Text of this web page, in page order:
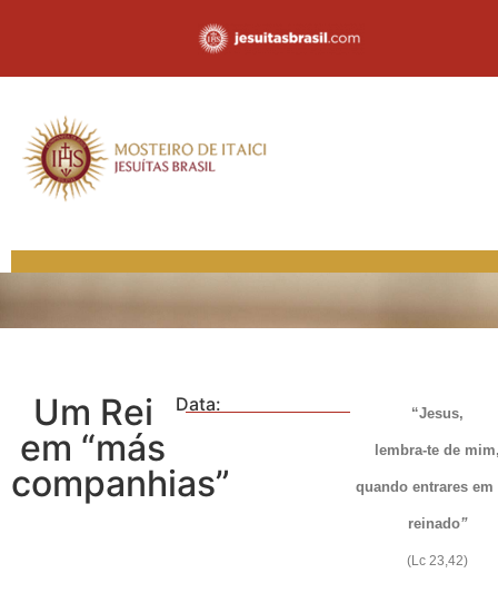
Um Rei
em “más
companhias”
Data: “Jesus,
lembra-te de
quando entrares em
reinado”
(Lc 23,42)